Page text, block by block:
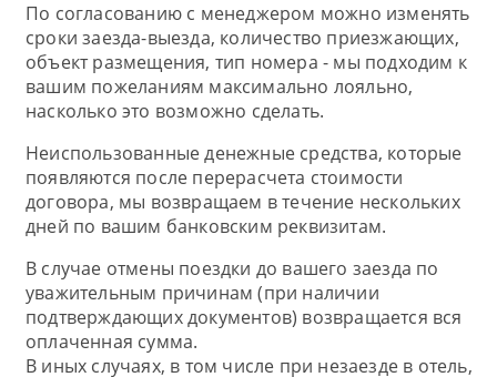
По согласованию с менеджером можно изменять
сроки заезда-выезда, количество приезжающих,
объект размещения, тип номера - мы подходим к
вашим пожеланиям максимально лояльно,
насколько это возможно сделать.
Неиспользованные денежные средства, которые
появляются после перерасчета стоимости
договора, мы возвращаем в течение нескольких
дней по вашим банковским реквизитам.
В случае отмены поездки до вашего заезда по
уважительным причинам (при наличии
подтверждающих документов) возвращается вся
оплаченная сумма.
В иных случаях, в том числе при незаезде в отель,